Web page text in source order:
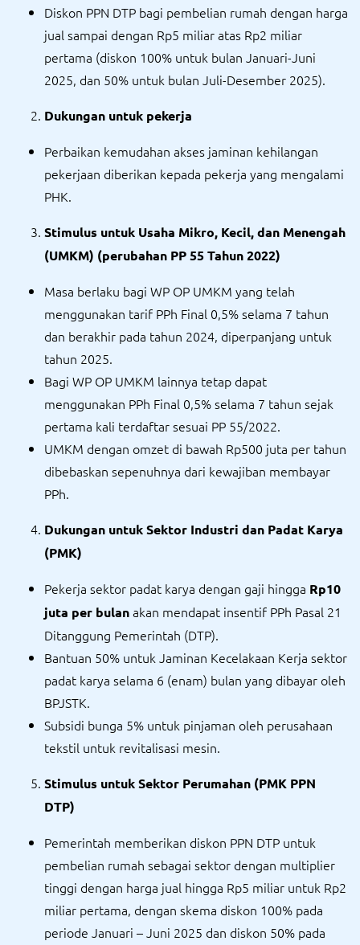
Diskon PPN DTP bagi pembelian rumah dengan harga
jual sampai dengan Rp5 miliar atas Rp2 miliar
pertama (diskon 100% untuk bulan Januari-Juni
2025, dan 50% untuk bulan Juli-Desember 2025).
Dukungan untuk pekerja
Perbaikan kemudahan akses jaminan kehilangan
pekerjaan diberikan kepada pekerja yang mengalami
PHK.
Stimulus untuk Usaha Mikro, Kecil, dan Menengah
(UMKM) (perubahan PP 55 Tahun 2022)
Masa berlaku bagi WP OP UMKM yang telah
menggunakan tarif PPh Final 0,5% selama 7 tahun
dan berakhir pada tahun 2024, diperpanjang untuk
tahun 2025.
Bagi WP OP UMKM lainnya tetap dapat
menggunakan PPh Final 0,5% selama 7 tahun sejak
pertama kali terdaftar sesuai PP 55/2022.
UMKM dengan omzet di bawah Rp500 juta per tahun
dibebaskan sepenuhnya dari kewajiban membayar
PPh.
Dukungan untuk Sektor Industri dan Padat Karya
(PMK)
Pekerja sektor padat karya dengan gaji hingga Rp10
juta per bulanakan mendapat insentif PPh Pasal 21
Ditanggung Pemerintah (DTP).
Bantuan 50% untuk Jaminan Kecelakaan Kerja sektor
padat karya selama 6 (enam) bulan yang dibayar oleh
BPJSTK.
Subsidi bunga 5% untuk pinjaman oleh perusahaan
tekstil untuk revitalisasi mesin.
Stimulus untuk Sektor Perumahan (PMK PPN
DTP)
Pemerintah memberikan diskon PPN DTP untuk
pembelian rumah sebagai sektor dengan multiplier
tinggi dengan harga jual hingga Rp5 miliar untuk Rp2
miliar pertama, dengan skema diskon 100% pada
periode Januari – Juni 2025 dan diskon 50% pada